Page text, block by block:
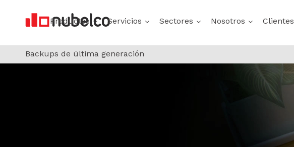
Productos Servicios Sectores Nosotros Clientes
Backups de última generación